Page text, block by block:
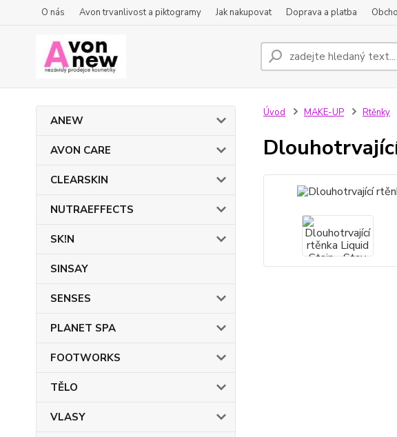
O nás Avon trvanlivost a piktogramy Jak nakupovat Doprava a platba
ANEW
AVON CARE
CLEARSKIN
NUTRAEFFECTS
SK!N
SINSAY
SENSES
PLANET SPA
FOOTWORKS
TĚLO
VLASY
Úvod MAKE-UP Rtěnky